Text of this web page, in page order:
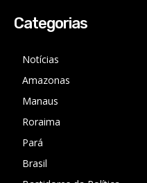
Categorias
Notícias
Amazonas
Manaus
Roraima
Pará
Brasil